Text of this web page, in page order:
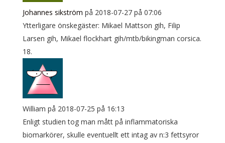
Johannes sikström på 2018-07-27 på 07:06
Ytterligare önskegäster: Mikael Mattson gih, Filip
Larsen gih, Mikael flockhart gih/mtb/bikingman corsica.
William på 2018-07-25 på 16:13
Enligt studien tog man mått på inflammatoriska
biomarkörer, skulle eventuellt ett intag av n:3 fettsyror